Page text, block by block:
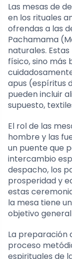
Las mesas de
en los rituales
ofrendas a las
Pachamama
naturales.
físico, sino más
apus (espíritus
pueden incluir
supuesto,
El rol de las
hombre y las
un puente que
intercambio
despacho, los
prosperidad y
estas
la mesa tiene
objetivo
La preparación
proceso
espirituales de